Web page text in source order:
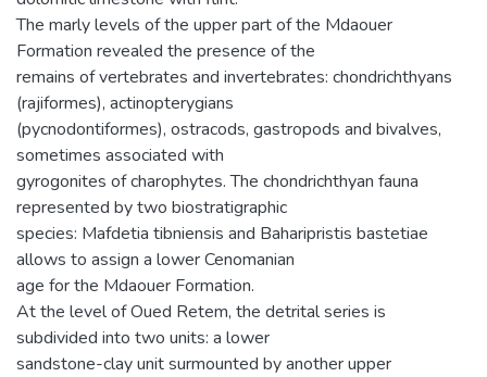
The marly levels of the upper part of the Mdaouer
Formation revealed the presence of the
remains of vertebrates and invertebrates: chondrichthyans
(rajiformes), actinopterygians
(pycnodontiformes), ostracods, gastropods and bivalves,
sometimes associated with
gyrogonites of charophytes. The chondrichthyan fauna
represented by two biostratigraphic
species: Mafdetia tibniensis and Baharipristis bastetiae
allows to assign a lower Cenomanian
age for the Mdaouer Formation.
At the level of Oued Retem, the detrital series is
subdivided into two units: a lower
sandstone-clay unit surmounted by another upper